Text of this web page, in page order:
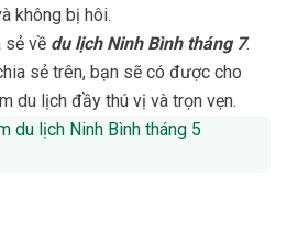
không bị hôi.
sẻ về du lịch Ninh Bình tháng 7.
sẻ trên, bạn sẽ có được cho
du lịch đầy thú vị và trọn vẹn.
du lịch Ninh Bình tháng 5